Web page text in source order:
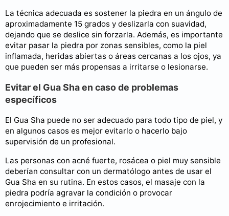
La técnica adecuada es sostener la piedra en un ángulo de
aproximadamente 15 grados y deslizarla con suavidad,
dejando que se deslice sin forzarla. Además, es importante
evitar pasar la piedra por zonas sensibles, como la piel
inflamada, heridas abiertas o áreas cercanas a los ojos, ya
que pueden ser más propensas a irritarse o lesionarse.
Evitar el Gua Sha en caso de problemas
específicos
El Gua Sha puede no ser adecuado para todo tipo de piel, y
en algunos casos es mejor evitarlo o hacerlo bajo
supervisión de un profesional.
Las personas con acné fuerte, rosácea o piel muy sensible
deberían consultar con un dermatólogo antes de usar el
Gua Sha en su rutina. En estos casos, el masaje con la
piedra podría agravar la condición o provocar
enrojecimiento e irritación.